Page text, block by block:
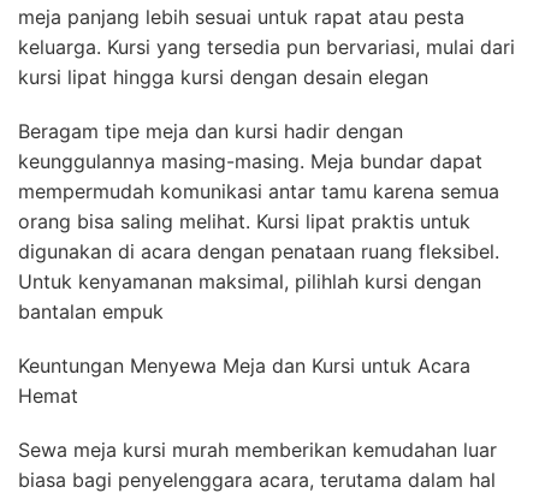
meja panjang lebih sesuai untuk rapat atau pesta
keluarga. Kursi yang tersedia pun bervariasi, mulai dari
kursi lipat hingga kursi dengan desain elegan
Beragam tipe meja dan kursi hadir dengan
keunggulannya masing-masing. Meja bundar dapat
mempermudah komunikasi antar tamu karena semua
orang bisa saling melihat. Kursi lipat praktis untuk
digunakan di acara dengan penataan ruang fleksibel.
Untuk kenyamanan maksimal, pilihlah kursi dengan
bantalan empuk
Keuntungan Menyewa Meja dan Kursi untuk Acara
Hemat
Sewa meja kursi murah memberikan kemudahan luar
biasa bagi penyelenggara acara, terutama dalam hal